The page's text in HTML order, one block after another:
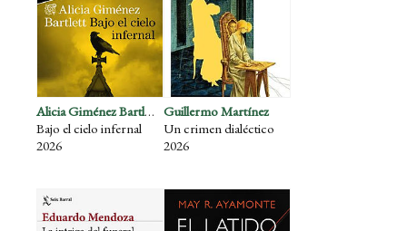
Alicia Giménez Bartlett
Bajo el cielo infernal
2026
Guillermo Martínez
Un crimen dialéctico
2026